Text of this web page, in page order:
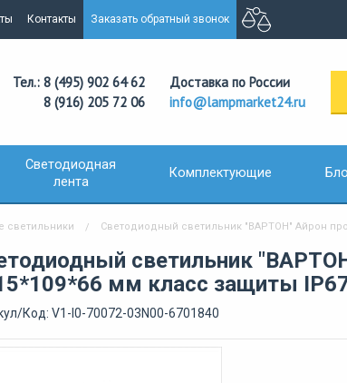
Контакты Заказать обратный звонок
Тел.: 8 (495) 902 64 62
8 (916) 205 72 06
Доставка по России
info@lampmarket24.ru
Светодиодная
лента
Комплектующие
Светодиодный светильник "ВАРТОН" Айрон
светильник
мм класс защиты
Код: V1-I0-70072-03N00-6701840